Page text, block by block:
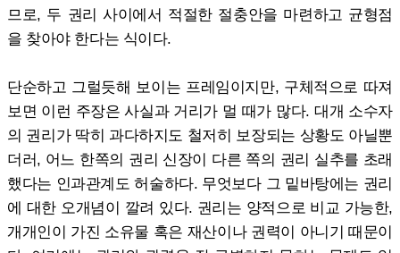
므로, 두 권리 사이에서 적절한 절충안을 마련하고 균형점
을 찾아야 한다는 식이다.
단순하고 그럴듯해 보이는 프레임이지만, 구체적으로 따져
보면 이런 주장은 사실과 거리가 멀 때가 많다. 대개 소수자
의 권리가 딱히 과다하지도 철저히 보장되는 상황도 아닐뿐
더러, 어느 한쪽의 권리 신장이 다른 쪽의 권리 실추를 초래
했다는 인과관계도 허술하다. 무엇보다 그 밑바탕에는 권리
에 대한 오개념이 깔려 있다. 권리는 양적으로 비교 가능한,
개개인이 가진 소유물 혹은 재산이나 권력이 아니기 때문이